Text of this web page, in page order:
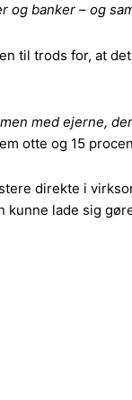
banker – og
til trods for, at
med ejerne,
otte og 15
direkte i
lade sig